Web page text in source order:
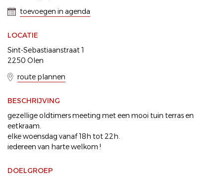
toevoegen in agenda
LOCATIE
Sint-Sebastiaanstraat 1
2250 Olen
route plannen
BESCHRIJVING
gezellige oldtimers meeting met een mooi tuin terras en
eetkraam.
elke woensdag vanaf 18h tot 22h.
iedereen van harte welkom !
DOELGROEP